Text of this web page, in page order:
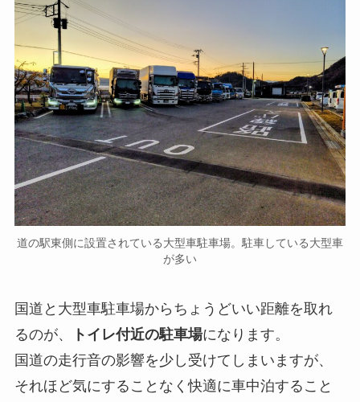
道の駅東側に設置されている大型車駐車場。駐車している大型車
が多い
国道と大型車駐車場からちょうどいい距離を取れ
るのが、
トイレ付近の駐車場になります。
国道の走行音の影響を少し受けてしまいますが、
それほど気にすることなく快適に車中泊すること